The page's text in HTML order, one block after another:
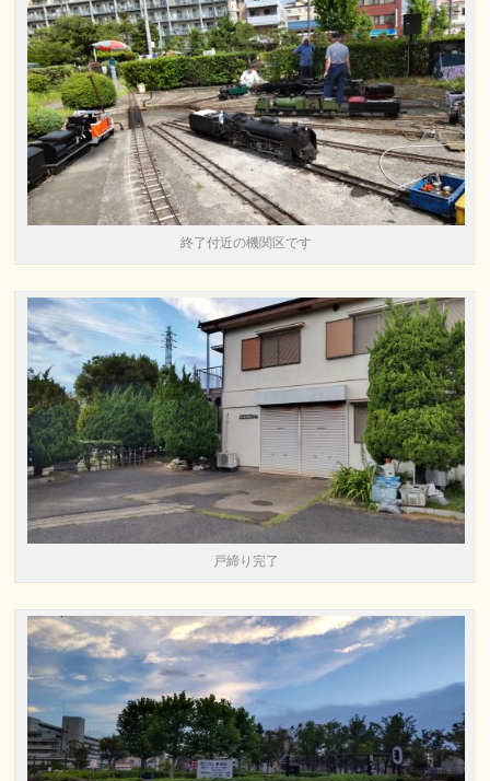
終了付近の機関区です
戸締り完了